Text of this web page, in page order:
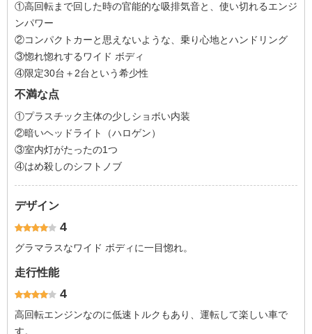
①高回転まで回した時の官能的な吸排気音と、使い切れるエンジ
ンパワー
②コンパクトカーと思えないような、乗り心地とハンドリング
③惚れ惚れするワイド ボディ
④限定30台＋2台という希少性
不満な点
①プラスチック主体の少しショボい内装
②暗いヘッドライト（ハロゲン）
③室内灯がたったの1つ
④はめ殺しのシフトノブ
デザイン
4
グラマラスなワイド ボディに一目惚れ。
走行性能
4
高回転エンジンなのに低速トルクもあり、運転して楽しい車で
す。